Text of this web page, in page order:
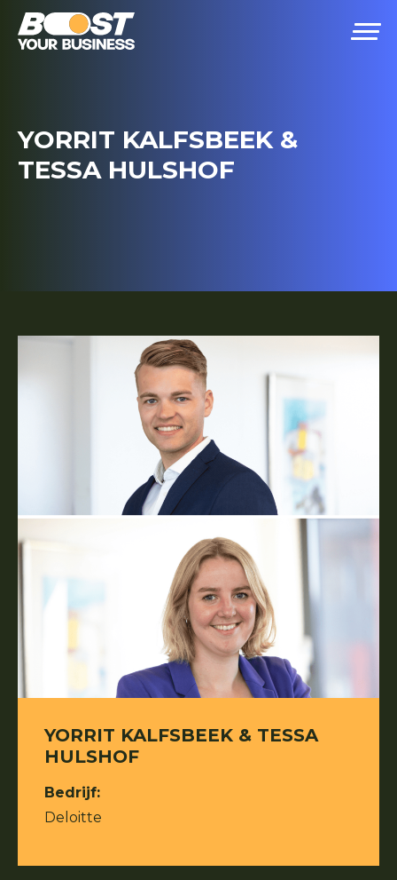
YORRIT KALFSBEEK &
TESSA HULSHOF
YORRIT KALFSBEEK & TESSA
HULSHOF
Bedrijf:
Deloitte